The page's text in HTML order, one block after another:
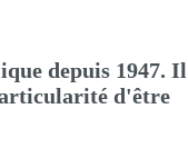
depuis 1947. Il
d'être